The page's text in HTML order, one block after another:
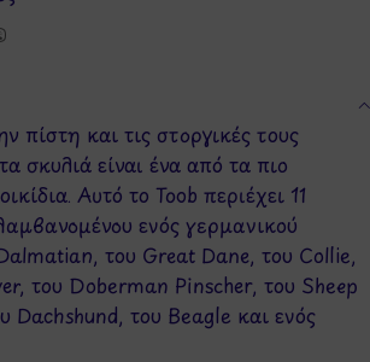
πίστη και τις στοργικές τους
σκυλιά είναι ένα από τα πιο
Αυτό το Toob περιέχει 11
ενός γερμανικού
του Great Dane, του Collie,
του Doberman Pinscher, του Sheep
Dachshund, του Beagle και ενός